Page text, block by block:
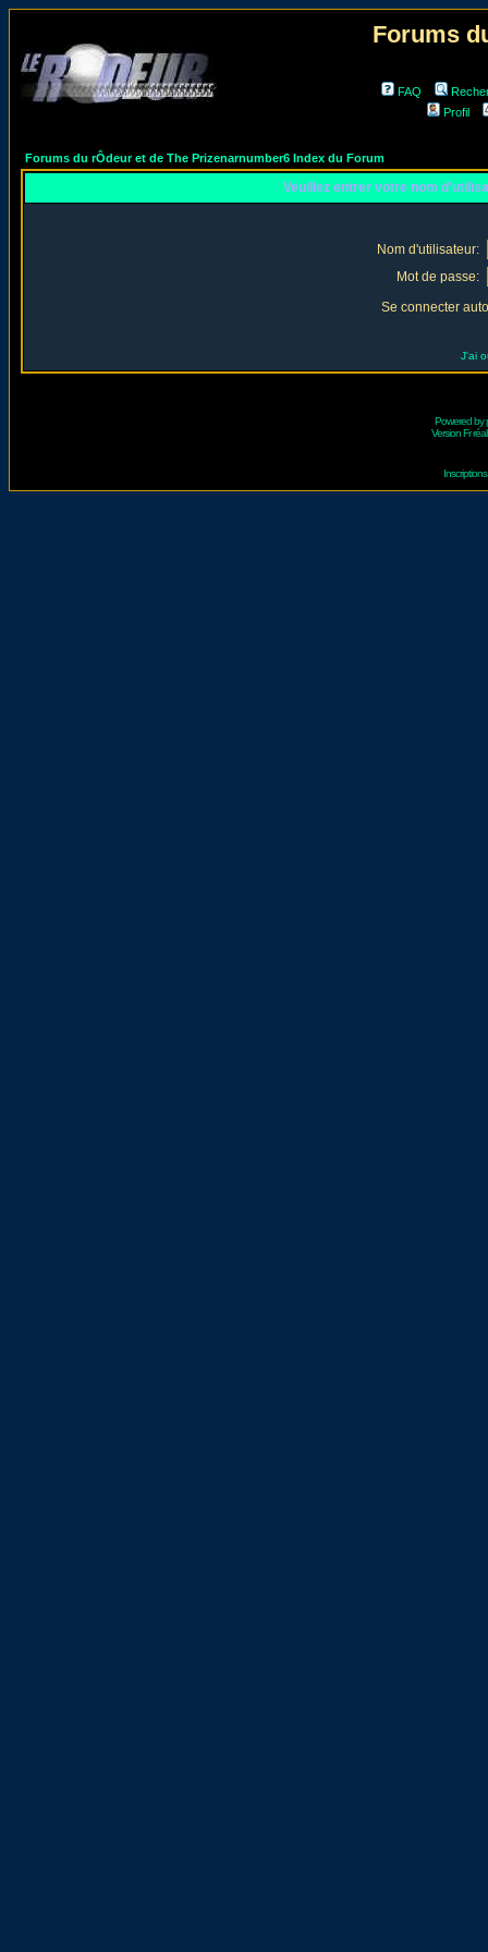
Forums
FAQ
Profil
Forums du rÔdeur et de The Prizenarnumber6 Index du Forum
Veuillez entrer votre nom
Nom d'utilisateur:
Mot de passe:
Se connecter
J'ai
Powered by
Version Fr